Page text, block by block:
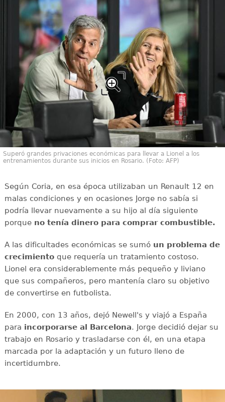
Superó grandes privaciones económicas para llevar a Lionel a los
entrenamientos durante sus inicios en Rosario. (Foto: AFP)
Según Coria, en esa época utilizaban un Renault 12 en
malas condiciones y en ocasiones Jorge no sabía si
podría llevar nuevamente a su hijo al día siguiente
porque no tenía dinero para comprar combustible.
A las dificultades económicas se sumó un problema de
crecimientoque requería un tratamiento costoso.
Lionel era considerablemente más pequeño y liviano
que sus compañeros, pero mantenía claro su objetivo
de convertirse en futbolista.
En 2000, con 13 años, dejó Newell's y viajó a España
para incorporarse al Barcelona. Jorge decidió dejar su
trabajo en Rosario y trasladarse con él, en una etapa
marcada por la adaptación y un futuro lleno de
incertidumbre.